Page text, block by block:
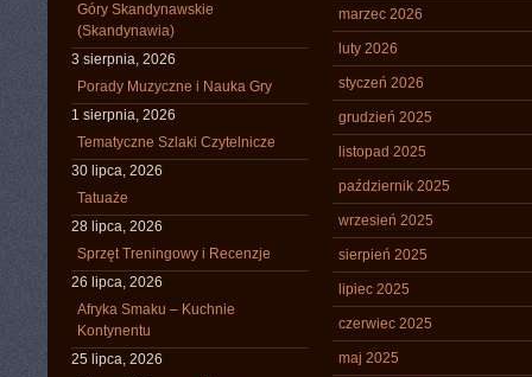
Góry Skandynawskie
(Skandynawia)
3 sierpnia, 2026
Porady Muzyczne i Nauka Gry
1 sierpnia, 2026
Tematyczne Szlaki Czytelnicze
30 lipca, 2026
Tatuaże
28 lipca, 2026
Sprzęt Treningowy i Recenzje
26 lipca, 2026
Afryka Smaku – Kuchnie
Kontynentu
25 lipca, 2026
marzec 2026
luty 2026
styczeń 2026
grudzień 2025
listopad 2025
październik 2025
wrzesień 2025
sierpień 2025
lipiec 2025
czerwiec 2025
maj 2025